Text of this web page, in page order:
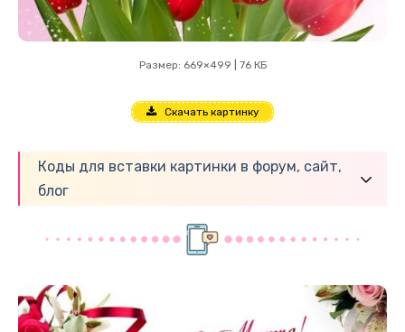
Размер: 669×499 | 76 КБ
Скачать картинку
Коды для вставки картинки в форум, сайт,
блог